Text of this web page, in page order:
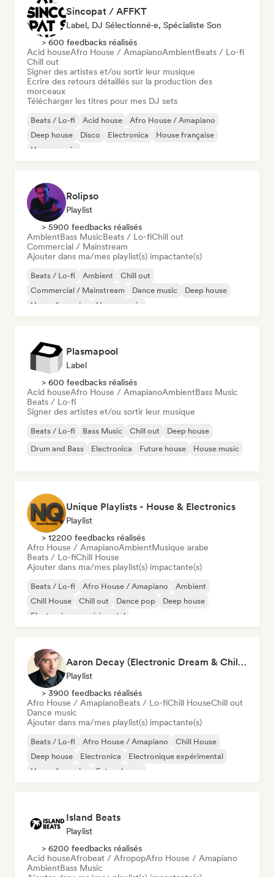
Sincopat / AFFKT
Label, DJ Sélectionné·e, Spécialiste Son
> 600 feedbacks réalisés
Acid houseAfro House / AmapianoAmbientBeats / Lo-fi
Chill out
Signer des artistes et/ou sortir leur musique
Ecrire des retours détaillés sur la production des
morceaux
Télécharger les titres pour mes DJ sets
Beats / Lo-fi Acid house
Afro House / Amapiano
Deep house
Disco Electronica
House française
House music
Rolipso
Playlist
> 5900 feedbacks réalisés
AmbientBass MusicBeats / Lo-fiChill out
Commercial / Mainstream
Ajouter dans ma/mes playlist(s) impactante(s)
Beats / Lo-fi Ambient
Chill out
Commercial / Mainstream
Dance music
Deep house
House française
House music
Plasmapool
Label
> 600 feedbacks réalisés
Acid houseAfro House / AmapianoAmbientBass Music
Beats / Lo-fi
Signer des artistes et/ou sortir leur musique
Beats / Lo-fi Bass Music Chill out
Deep house
Drum and Bass
Electronica Future house House music
Unique Playlists - House & Electronics
Playlist
> 12200 feedbacks réalisés
Afro House / AmapianoAmbientMusique arabe
Beats / Lo-fiChill House
Ajouter dans ma/mes playlist(s) impactante(s)
Beats / Lo-fi Afro House / Amapiano
Ambient
Chill House
Chill out Dance pop
Deep house
Electronique expérimental
Aaron Decay (Electronic Dream & Chill Electronic Dream playlists)
Playlist
> 3900 feedbacks réalisés
Afro House / AmapianoBeats / Lo-fiChill HouseChill out
Dance music
Ajouter dans ma/mes playlist(s) impactante(s)
Beats / Lo-fi Afro House / Amapiano
Chill House
Deep house
Electronica
Electronique expérimental
House française
Future house
Island Beats
Playlist
> 6200 feedbacks réalisés
Acid houseAfrobeat / AfropopAfro House / Amapiano
AmbientBass Music